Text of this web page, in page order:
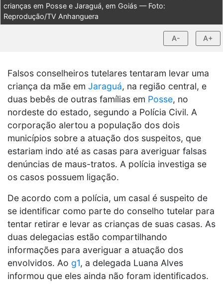
crianças em Posse e Jaraguá, em Goiás — Foto:
Reprodução/TV Anhanguera
A- A+
Falsos conselheiros tutelares tentaram levar uma
criança da mãe em Jaraguá, na região central, e
duas bebês de outras famílias em Posse, no
nordeste do estado, segundo a Polícia Civil. A
corporação alertou a população dos dois
municípios sobre a atuação dos suspeitos, que
estariam indo até as casas para averiguar falsas
denúncias de maus-tratos. A polícia investiga se
os casos possuem ligação.
De acordo com a polícia, um casal é suspeito de
se identificar como parte do conselho tutelar para
tentar retirar e levar as crianças de suas casas. As
duas delegacias estão compartilhando
informações para averiguar a atuação dos
envolvidos. Ao g1, a delegada Luana Alves
informou que eles ainda não foram identificados.